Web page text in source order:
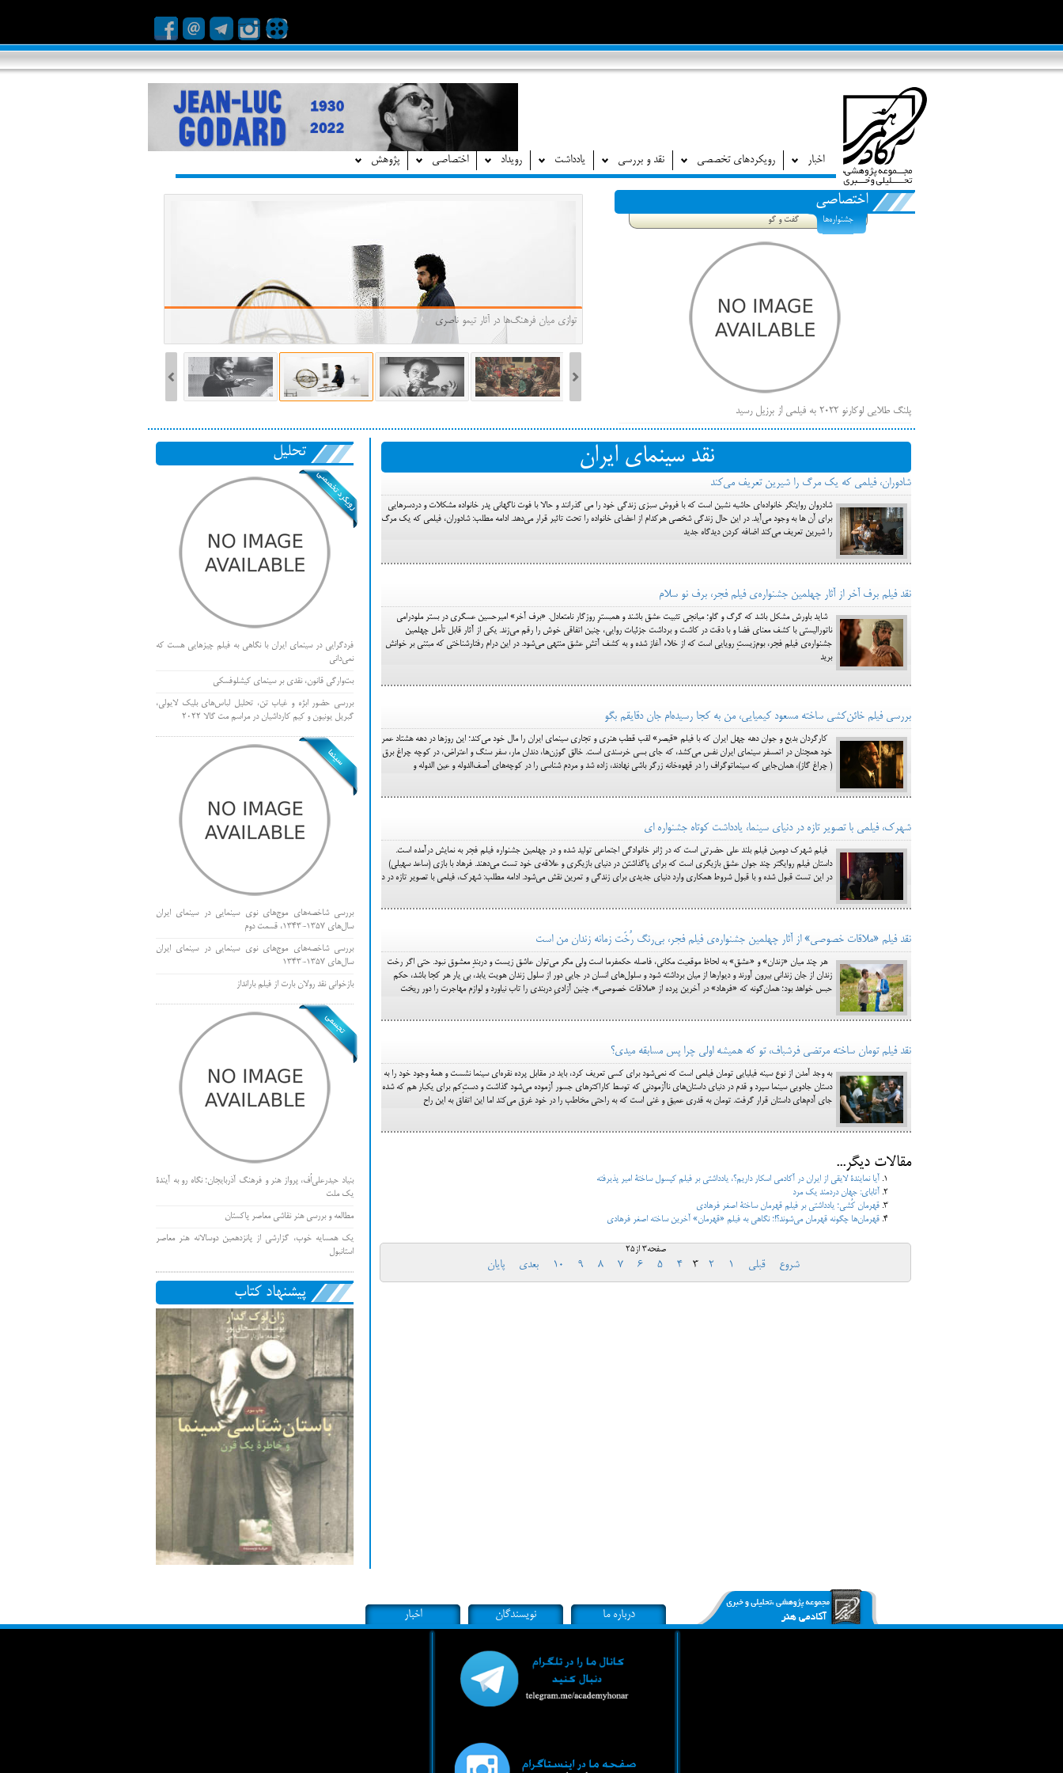
اخبار رویکردهای تخصصی نقد و بررسی یادداشت رویداد اختصاصی پژوهش
اختصاصی
جشنواره‌ها گفت و گو
پلنگ طلایی لوکارنو ۲۰۲۲ به فیلمی از برزیل رسید
فهرست فیلم‌های بخش مسابقه جشنواره فیلم ونیز ۲۰۲۲ مشخص شد، سهم پررنگ
ایرانی‌ها
بیرون راندن فیلم‌های منتسب به حامیان کرملین از جشنواره کن، راه برای مستقل‌ها
باز است
توازی میان فرهنگ‌ها در آثار تیمو ناصری
نقد سینمای ایران
شادوران، فیلمی که یک مرگ را شیرین تعریف می‌کند
شادروان روایتگر خانواده‌ای حاشیه نشین است که با فروش سبزی زندگی خود را می گذرانند و حالا با فوت ناگهانی پدر خانواده مشکلات و دردسرهایی
برای آن ها به وجود می‌آید. در این حال زندگی شخصی هرکدام از اعضای خانواده را تحت تاثیر قرار می‌دهد. ادامه مطلب: شادوران، فیلمی که یک مرگ
را شیرین تعریف می‌کند اضافه کردن دیدگاه جدید
نقد فیلم برف آخر از آثار چهلمین جشنواره‌ی فیلم فجر، برف نو سلام
شاید باورش مشکل باشد که گرگ و گاو؛ میانجی تثبیت عشق باشند و همبسترِ روزگار نامتعادل. «برف آخر» امیرحسین عسگری در بستر ملودرامی
ناتورالیستی با کشف معنای فضا و با دقت در کاشت و برداشت جزئیات روایی، چنین اتفاقی خوش را رقم می‌زند. یکی از آثار قابل تأمل چهلمین
جشنواره‌ی فیلم فجر، بوم‌زیستِ رویایی است که از خلاء آغاز شده و به کشف آتشِ عشق منتهی می‌شود. در این درام رفتارشناختی که مبتنی بر خوانش
برید
بررسی فیلم خائن‌کشی ساخته‌ مسعود کیمیایی، من به کجا رسیده‌ام جان دقایقم بگو
کارگردان بدیع و جوان دهه چهل ایران که با فیلم «قیصر» لقب قطب هنری و تجاری سینمای ایران را مال خود می‌کند؛ این روزها در دهه هشتاد عمر
خود همچنان در اتمسفر سینمای ایران نفس می‌کشد، که جای بسی خرسندی است. خالق گوزن‌ها، دندان مار، سفر سنگ و اعتراض، در کوچه چراغ برق
( چراغ گاز)، همان‌جایی که سینماتوگراف را در قهوه‌خانه زرگر باشی نهادند، زاده شد و مردم شناسی را در کوچه‌های آصف‌الدوله و عین الدوله و
شهرک، فیلمی با تصویر تازه در دنیای سینما، یادداشت کوتاه جشنواره ای
فیلم شهرک دومین فیلم بلند علی حضرتی است که در ژانر خانوادگی اجتماعی تولید شده و در چهلمین جشنواره فیلم فجر به نمایش درآمده است.
داستان فیلم روایگتر چند جوان عشق بازیگری است که برای پاگذاشتن در دنیای بازیگری و علاقه‌ی خود تست می‌دهند. فرهاد با بازی (ساعد سهیلی)
در این تست قبول شده و با قبول شروط همکاری وارد دنیای جدیدی برای زندگی و تمرین نقش می‌شود. ادامه مطلب: شهرک، فیلمی با تصویر تازه در د
نقد فیلم «ملاقات خصوصی» از آثار چهلمین جشنواره‌ی فیلم فجر، بی‌رنگ رُخَت زمانه زندان من است
هر چند میان «زندان» و «عشق» به لحاظ موقعیت مکانی، فاصله حکمفرما است ولی مگر می‌توان عاشق زیست و دربندِ معشوق نبود. حتی اگر رخت
زندان از جان زندانی بیرون آورند و دیوارها از میان برداشته شود و سلول‌های انسان در جایی دور از سلول زندان هویت یابد، بی یار هر کجا باشد، حکم
حبس خواهد بود؛ همان‌گونه که «فرهاد» در آخرین پرده از «ملاقات خصوصی»، چنین آزادیِ دربندی را تاب نیاورد و لوازم مهاجرت را دور ریخت
نقد فیلم تومان ساخته مرتضی فرشباف، تو که همیشه اولی چرا پس مسابقه میدی؟
به وجد آمدن از نوع سینه فیلیایی تومان فیلمی است که نمی‌شود برای کسی تعریف کرد، باید در مقابل پرده‌ نقره‌ای سینما نشست و همۀ وجود خود را به
دستان جادویی سینما سپرد و قدم در دنیای داستان‌های ناآزمودنی که توسط کاراکتر‌های جسور آزموده می‌شود گذاشت و دست‌ِکم برای یکبار هم که شده
جای آدم‌های داستان قرار گرفت. تومان به قدری عمیق و غنی است که به راحتی مخاطب را در خود غرق می‌کند اما این اتفاق به این راح
مقالات دیگر...
آیا نمایندۀ لایقی از ایران در آکادمی اسکار داریم؟، یادداشتی بر فیلم کپسول ساختۀ امیر پذیرفته
آتابای: جهان دردمند یک مرد
قهرمان کُشی؛ یادداشتی بر فیلم قهرمان ساختۀ اصغر فرهادی
قهرمان‌ها چگونه قهرمان می‌شوند؟!؛ نگاهی به فیلم «قهرمان» آخرین ساخته اصغر فرهادی
صفحه3 از25
شروع قبلی 1
2
3
4
5
6
7
8
9
10 بعدی پایان
تحلیل
فردگرایی در سینمای ایران با نگاهی به فیلم چیزهایی هست که
نمی‌دانی
بت‌وارگی قانون، نقدی بر سینمای کیشلوفسکی
بررسی حضور ابژه و غیاب تن، تحلیل لباس‌های بلیک لایولی،
گبریل یونیون و کیم کارداشیان در مراسم مت گالا ۲۰۲۲
بررسی شاخصه‌های موج‌های نوی سینمایی در سینمای ایران
سال‌های 1357-1343، قسمت دوم
بررسی شاخصه‌های موج‌های نوی سینمایی در سینمای ایران
سال‌های 1357-1343
بازخوانی نقد رولان بارت از فیلم بارانداز
بنیاد حیدرعلی‌اُف، پرواز هنر و فرهنگ آذربایجان؛ نگاه رو به آیندۀ
یک ملت
مطالعه و بررسی هنر نقاشی معاصر پاکستان
یک همسایه خوب، گزارشی از پانزدهمین دوسالانه هنر معاصر
استانبول
پیشنهاد کتاب
درباره ما نویسندگان اخبار